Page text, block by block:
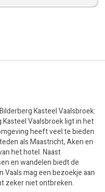
Kasteel Vaalsbroek:
Vaalsbroek ligt in het
heeft veel te bieden
als Maastricht, Aken en
het hotel. Naast
en wandelen biedt de
mag een bezoekje aan
zeker niet ontbreken.